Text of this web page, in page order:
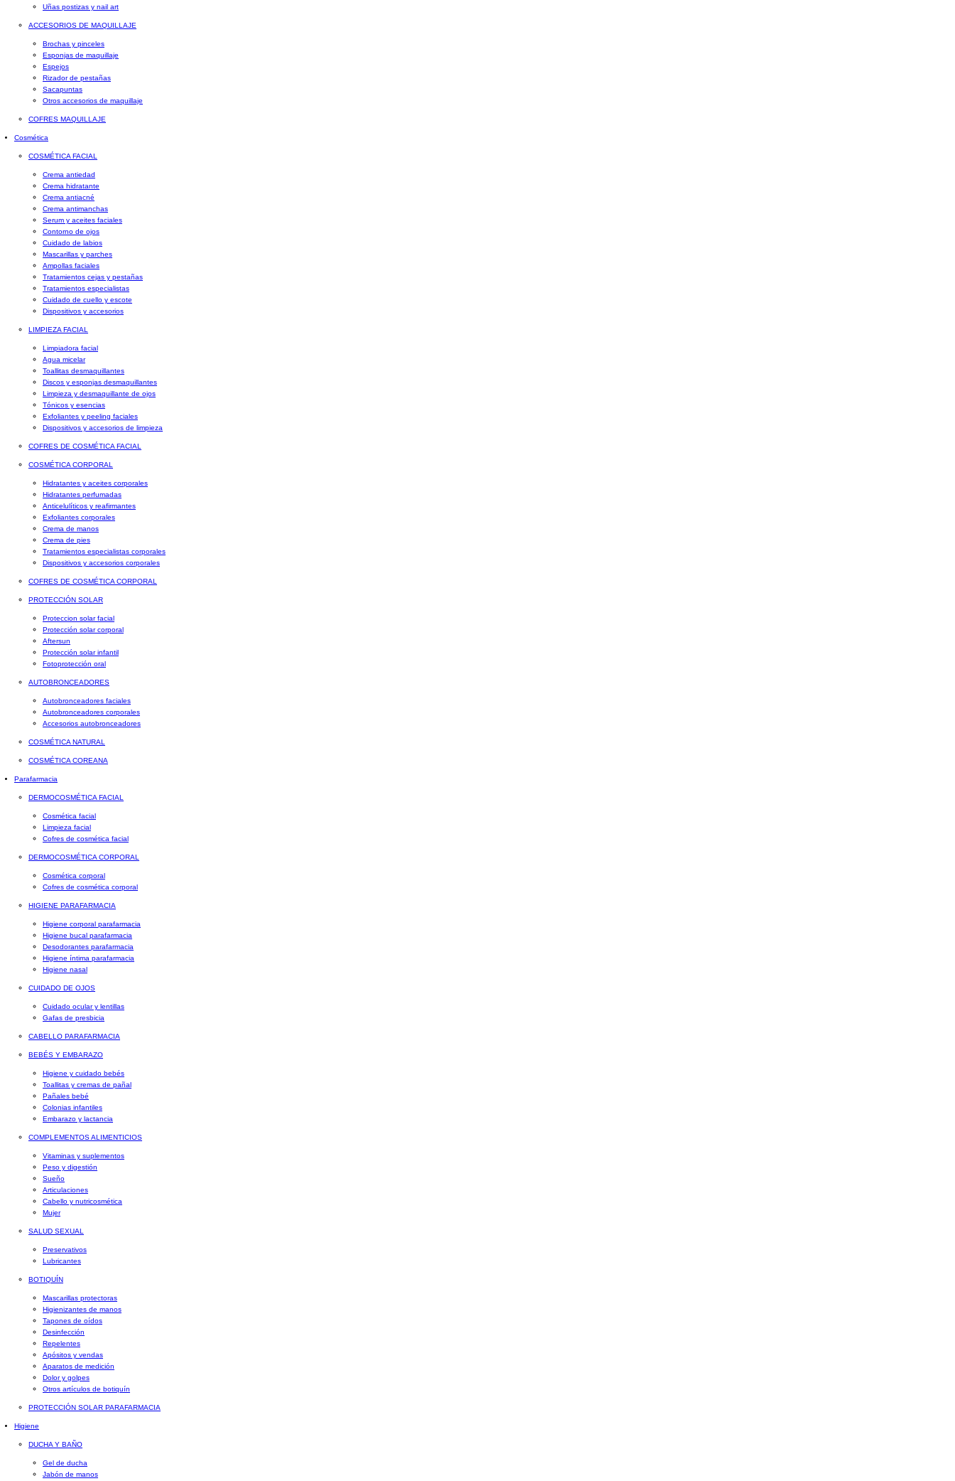
Uñas postizas y nail art
ACCESORIOS DE MAQUILLAJE
Brochas y pinceles
Esponjas de maquillaje
Espejos
Rizador de pestañas
Sacapuntas
Otros accesorios de maquillaje
COFRES MAQUILLAJE
Cosmética
COSMÉTICA FACIAL
Crema antiedad
Crema hidratante
Crema antiacné
Crema antimanchas
Serum y aceites faciales
Contorno de ojos
Cuidado de labios
Mascarillas y parches
Ampollas faciales
Tratamientos cejas y pestañas
Tratamientos especialistas
Cuidado de cuello y escote
Dispositivos y accesorios
LIMPIEZA FACIAL
Limpiadora facial
Agua micelar
Toallitas desmaquillantes
Discos y esponjas desmaquillantes
Limpieza y desmaquillante de ojos
Tónicos y esencias
Exfoliantes y peeling faciales
Dispositivos y accesorios de limpieza
COFRES DE COSMÉTICA FACIAL
COSMÉTICA CORPORAL
Hidratantes y aceites corporales
Hidratantes perfumadas
Anticelulíticos y reafirmantes
Exfoliantes corporales
Crema de manos
Crema de pies
Tratamientos especialistas corporales
Dispositivos y accesorios corporales
COFRES DE COSMÉTICA CORPORAL
PROTECCIÓN SOLAR
Proteccion solar facial
Protección solar corporal
Aftersun
Protección solar infantil
Fotoprotección oral
AUTOBRONCEADORES
Autobronceadores faciales
Autobronceadores corporales
Accesorios autobronceadores
COSMÉTICA NATURAL
COSMÉTICA COREANA
Parafarmacia
DERMOCOSMÉTICA FACIAL
Cosmética facial
Limpieza facial
Cofres de cosmética facial
DERMOCOSMÉTICA CORPORAL
Cosmética corporal
Cofres de cosmética corporal
HIGIENE PARAFARMACIA
Higiene corporal parafarmacia
Higiene bucal parafarmacia
Desodorantes parafarmacia
Higiene íntima parafarmacia
Higiene nasal
CUIDADO DE OJOS
Cuidado ocular y lentillas
Gafas de presbicia
CABELLO PARAFARMACIA
BEBÉS Y EMBARAZO
Higiene y cuidado bebés
Toallitas y cremas de pañal
Pañales bebé
Colonias infantiles
Embarazo y lactancia
COMPLEMENTOS ALIMENTICIOS
Vitaminas y suplementos
Peso y digestión
Sueño
Articulaciones
Cabello y nutricosmética
Mujer
SALUD SEXUAL
Preservativos
Lubricantes
BOTIQUÍN
Mascarillas protectoras
Higienizantes de manos
Tapones de oídos
Desinfección
Repelentes
Apósitos y vendas
Aparatos de medición
Dolor y golpes
Otros artículos de botiquín
PROTECCIÓN SOLAR PARAFARMACIA
Higiene
DUCHA Y BAÑO
Gel de ducha
Jabón de manos